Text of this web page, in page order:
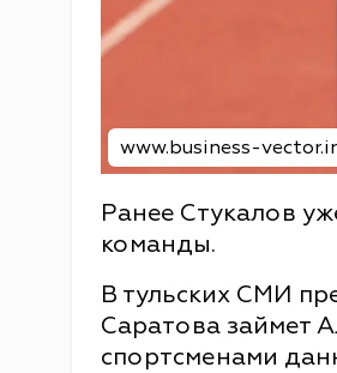
www.business-
Ранее Стукалов
команды.
В тульских СМИ
Саратова займет
спортсменами